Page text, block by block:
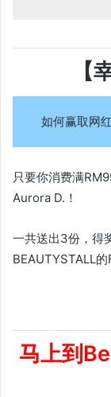
【
如何赢取网
只要你消费满
Aurora D.！
一共送出3份，得
BEAUTYSTALL
马上到